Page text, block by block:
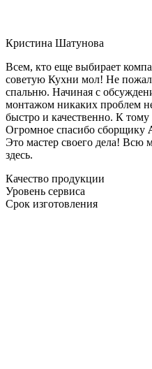
Кристина Шатунова
Всем, кто еще выбирает
советую Кухни мол! Не
спальню. Начиная с
монтажом никаких проблем
быстро и качественно. К
Огромное спасибо сборщику
Это мастер своего дела! Всю
здесь.
Качество продукции
Уровень сервиса
Срок изготовления